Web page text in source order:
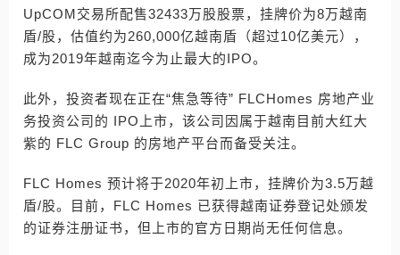
UpCOM交易所配售32433万股股票，挂牌价为8万越南
盾/股，估值约为260,000亿越南盾（超过10亿美元），
成为2019年越南迄今为止最大的IPO。
此外，投资者现在正在“焦急等待” FLCHomes 房地产业
务投资公司的 IPO上市，该公司因属于越南目前大红大
紫的 FLC Group 的房地产平台而备受关注。
FLC Homes 预计将于2020年初上市，挂牌价为3.5万越
盾/股。目前，FLC Homes 已获得越南证券登记处颁发
的证券注册证书，但上市的官方日期尚无任何信息。